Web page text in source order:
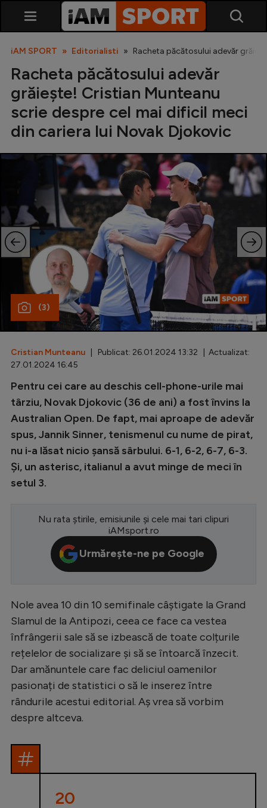
SuperLiga
Liga 2
Cupa României
Echipa Națională
U21
Fotbal feminin
Special
Diverse
Inedit
Clasamente
Champions League
Europa League
Conference League
Serie A
Bundesliga
Campionate
Starurile fotbalului
Stranieri
Clasamente
Tenis
Handbal
iAM SPORT Editorialisti Racheta păcătosului adevăr
Racheta păcătosului adevăr
grăiește! Cristian Munteanu
scrie despre cel mai dificil meci
din cariera lui Novak Djokovic
(3)
Cristian Munteanu | Publicat: 26.01.2024 13:32 | Actualizat:
27.01.2024 16:45
Pentru cei care au deschis cell-phone-urile mai
târziu, Novak Djokovic (36 de ani) a fost învins la
Australian Open. De fapt, mai aproape de adevăr
spus, Jannik Sinner, tenismenul cu nume de pirat,
nu i-a lăsat nicio șansă sârbului. 6-1, 6-2, 6-7, 6-3.
Și, un asterisc, italianul a avut minge de meci în
setul 3.
Nu rata știrile, emisiunile și cele mai tari clipuri
iAMsport.ro
Urmărește-ne pe Google
Nole avea 10 din 10 semifinale câștigate la Grand
Slamul de la Antipozi, ceea ce face ca vestea
înfrângerii sale să se izbească de toate colțurile
rețelelor de socializare și să se întoarcă înzecit.
Dar amănuntele care fac deliciul oamenilor
pasionați de statistici o să le inserez între
rândurile acestui editorial. Aș vrea să vorbim
despre altceva.
20